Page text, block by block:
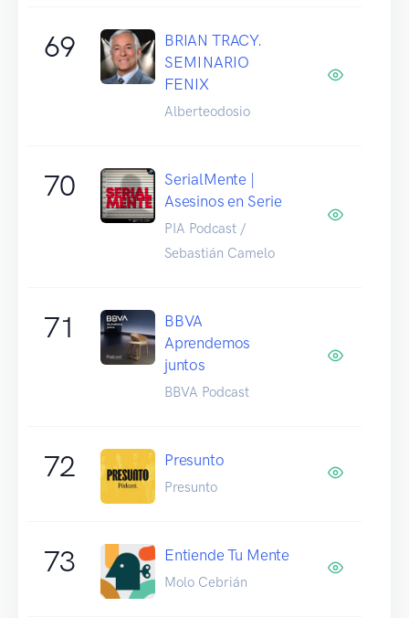
69
BRIAN TRACY.
SEMINARIO
FENIX
Alberteodosio
70
SerialMente |
Asesinos en Serie
PIA Podcast /
Sebastián Camelo
71
BBVA
Aprendemos
juntos
BBVA Podcast
72 Presunto
Presunto
73 Entiende Tu Mente
Molo Cebrián